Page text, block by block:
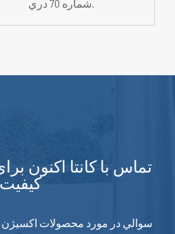
تماس با کانتا اکنون
کیفیت
سوالي در مورد محصولات